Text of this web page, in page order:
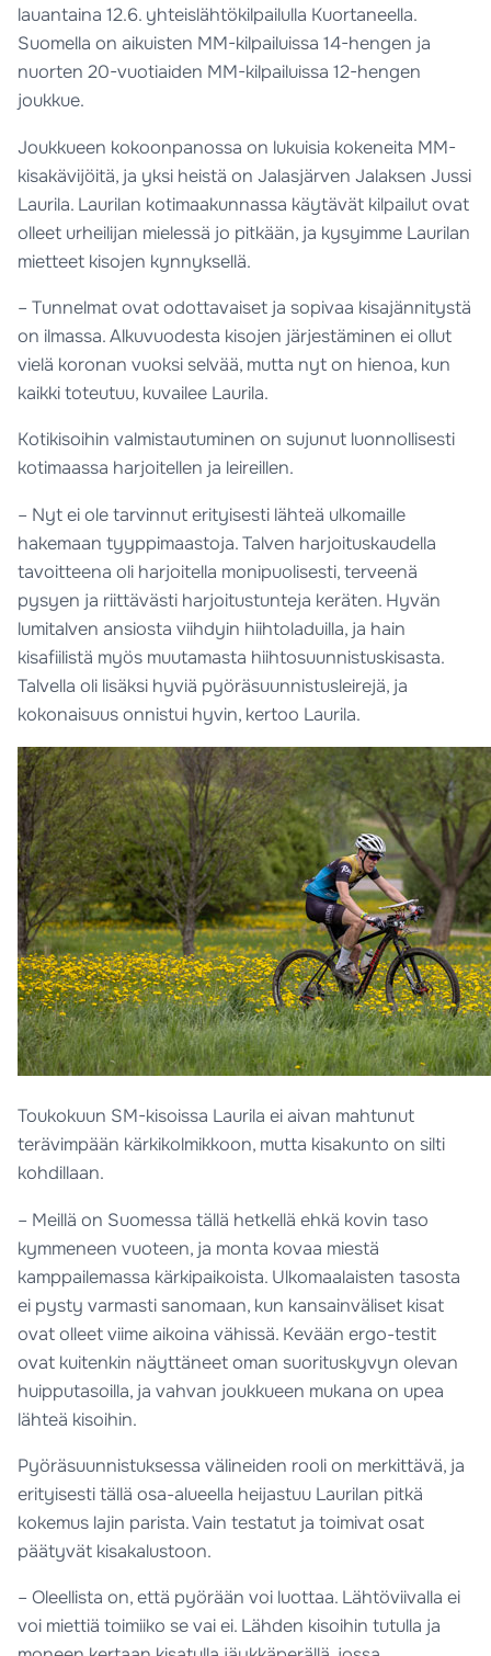
lauantaina 12.6. yhteislähtökilpailulla Kuortaneella.
Suomella on aikuisten MM-kilpailuissa 14-hengen ja
nuorten 20-vuotiaiden MM-kilpailuissa 12-hengen
joukkue.
Joukkueen kokoonpanossa on lukuisia kokeneita MM-
kisakävijöitä, ja yksi heistä on Jalasjärven Jalaksen Jussi
Laurila. Laurilan kotimaakunnassa käytävät kilpailut ovat
olleet urheilijan mielessä jo pitkään, ja kysyimme Laurilan
mietteet kisojen kynnyksellä.
– Tunnelmat ovat odottavaiset ja sopivaa kisajännitystä
on ilmassa. Alkuvuodesta kisojen järjestäminen ei ollut
vielä koronan vuoksi selvää, mutta nyt on hienoa, kun
kaikki toteutuu, kuvailee Laurila.
Kotikisoihin valmistautuminen on sujunut luonnollisesti
kotimaassa harjoitellen ja leireillen.
– Nyt ei ole tarvinnut erityisesti lähteä ulkomaille
hakemaan tyyppimaastoja. Talven harjoituskaudella
tavoitteena oli harjoitella monipuolisesti, terveenä
pysyen ja riittävästi harjoitustunteja keräten. Hyvän
lumitalven ansiosta viihdyin hiihtoladuilla, ja hain
kisafiilistä myös muutamasta hiihtosuunnistuskisasta.
Talvella oli lisäksi hyviä pyöräsuunnistusleirejä, ja
kokonaisuus onnistui hyvin, kertoo Laurila.
Toukokuun SM-kisoissa Laurila ei aivan mahtunut
terävimpään kärkikolmikkoon, mutta kisakunto on silti
kohdillaan.
– Meillä on Suomessa tällä hetkellä ehkä kovin taso
kymmeneen vuoteen, ja monta kovaa miestä
kamppailemassa kärkipaikoista. Ulkomaalaisten tasosta
ei pysty varmasti sanomaan, kun kansainväliset kisat
ovat olleet viime aikoina vähissä. Kevään ergo-testit
ovat kuitenkin näyttäneet oman suorituskyvyn olevan
huipputasoilla, ja vahvan joukkueen mukana on upea
lähteä kisoihin.
Pyöräsuunnistuksessa välineiden rooli on merkittävä, ja
erityisesti tällä osa-alueella heijastuu Laurilan pitkä
kokemus lajin parista. Vain testatut ja toimivat osat
päätyvät kisakalustoon.
– Oleellista on, että pyörään voi luottaa. Lähtöviivalla ei
voi miettiä toimiiko se vai ei. Lähden kisoihin tutulla ja